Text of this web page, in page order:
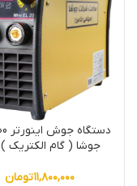
جوشا ( گام الکتریک ) 203
۱۱,۸۰۰,۰۰۰تومان